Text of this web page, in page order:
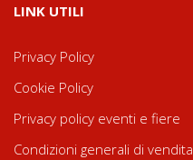
LINK UTILI
Privacy Policy
Cookie Policy
Privacy policy eventi e fiere
Condizioni generali di vendita